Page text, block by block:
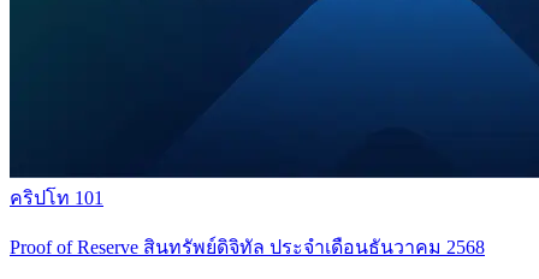
คริปโท 101
Proof of Reserve สินทรัพย์ดิจิทัล ประจำเดือนธันวาคม 2568